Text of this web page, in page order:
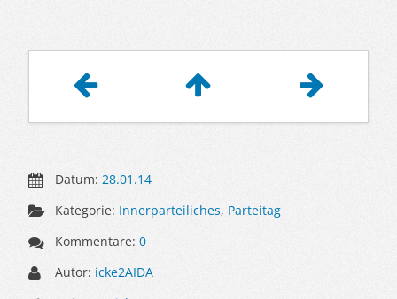
Datum:28.01.14
Kategorie: Innerparteiliches, Parteitag
Kommentare:0
Autor: icke2AIDA